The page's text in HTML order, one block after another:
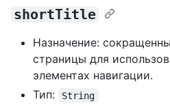
shortTitle
Назначение:
страницы для
элементах навигации.
Тип:
String